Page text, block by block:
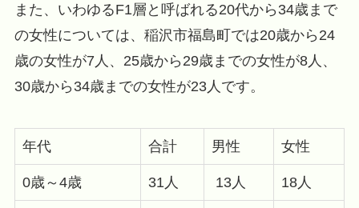
また、いわゆるF1層と呼ばれる20代から34歳まで
の女性については、稲沢市福島町では20歳から24
歳の女性が7人、25歳から29歳までの女性が8人、
30歳から34歳までの女性が23人です。
年代 合計 男性 女性
0歳～4歳 31人 13人 18人